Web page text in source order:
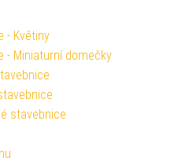
- Květiny
- Miniaturní domečky
stavebnice